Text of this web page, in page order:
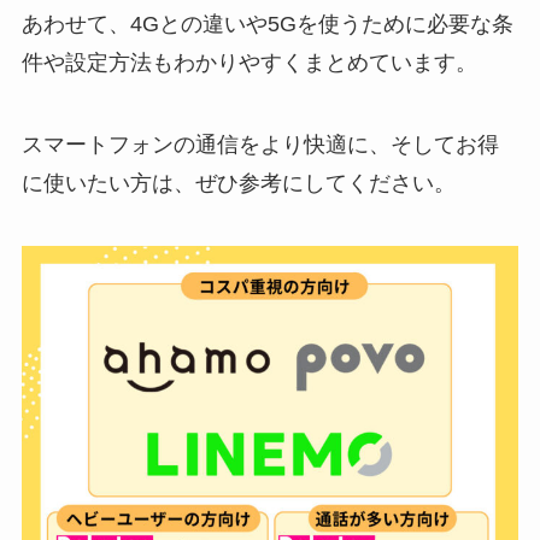
あわせて、4Gとの違いや5Gを使うために必要な条
件や設定方法もわかりやすくまとめています。
スマートフォンの通信をより快適に、そしてお得
に使いたい方は、ぜひ参考にしてください。